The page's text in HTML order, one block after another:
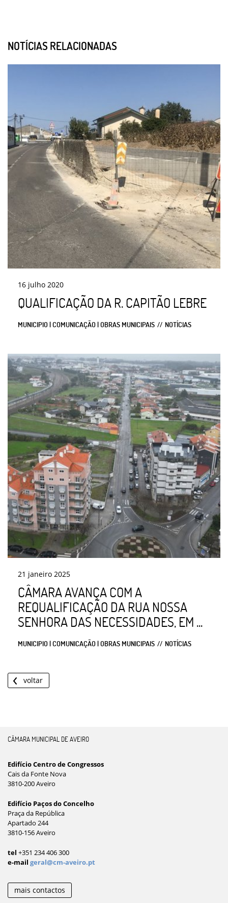
NOTÍCIAS RELACIONADAS
16 julho 2020
QUALIFICAÇÃO DA R. CAPITÃO LEBRE
MUNICIPIO | COMUNICAÇÃO | OBRAS MUNICIPAIS NOTÍCIAS
21 janeiro 2025
CÂMARA AVANÇA COM A
REQUALIFICAÇÃO DA RUA NOSSA
SENHORA DAS NECESSIDADES, EM ...
MUNICIPIO | COMUNICAÇÃO | OBRAS MUNICIPAIS NOTÍCIAS
voltar
CÂMARA MUNICIPAL DE AVEIRO
Edifício Centro de Congressos
Cais da Fonte Nova
3810-200 Aveiro
Edifício Paços do Concelho
Praça da República
Apartado 244
3810-156 Aveiro
tel +351 234 406 300
e-mail geral@cm-aveiro.pt
mais contactos